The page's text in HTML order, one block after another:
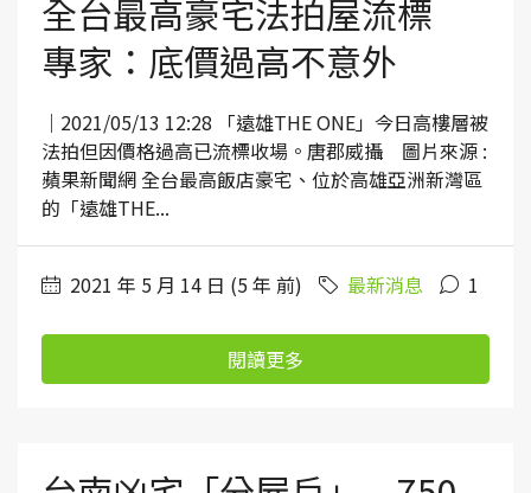
全台最高豪宅法拍屋流標
專家：底價過高不意外
｜2021/05/13 12:28 「遠雄THE ONE」今日高樓層被
法拍但因價格過高已流標收場。唐郡威攝 圖片來源 :
蘋果新聞網 全台最高飯店豪宅、位於高雄亞洲新灣區
的「遠雄THE...
2021 年 5 月 14 日 (5 年 前) 最新消息 1
閱讀更多